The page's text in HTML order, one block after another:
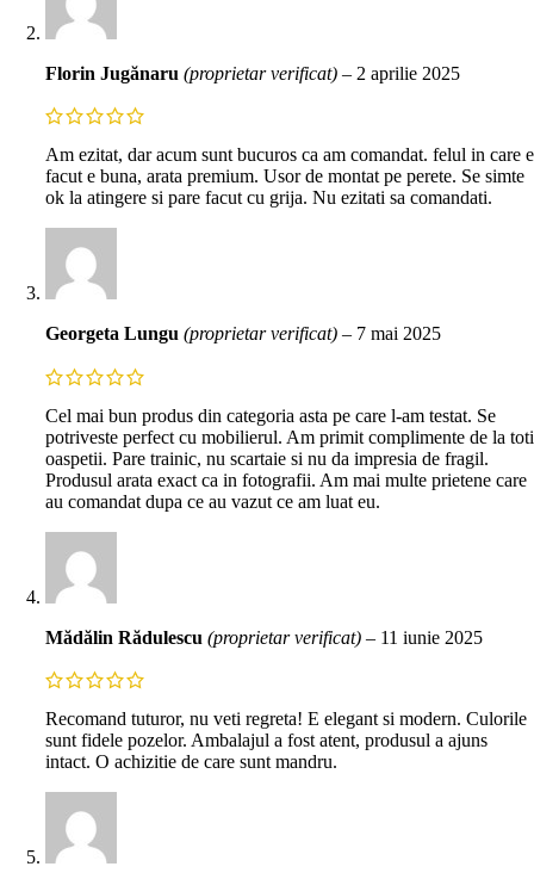
Florin Jugănaru (proprietar verificat) – 2 aprilie 2025
Am ezitat, dar acum sunt bucuros ca am comandat. felul in care e
facut e buna, arata premium. Usor de montat pe perete. Se simte
ok la atingere si pare facut cu grija. Nu ezitati sa comandati.
Georgeta Lungu (proprietar verificat) – 7 mai 2025
Cel mai bun produs din categoria asta pe care l-am testat. Se
potriveste perfect cu mobilierul. Am primit complimente de la toti
oaspetii. Pare trainic, nu scartaie si nu da impresia de fragil.
Produsul arata exact ca in fotografii. Am mai multe prietene care
au comandat dupa ce au vazut ce am luat eu.
Mădălin Rădulescu (proprietar verificat) – 11 iunie 2025
Recomand tuturor, nu veti regreta! E elegant si modern. Culorile
sunt fidele pozelor. Ambalajul a fost atent, produsul a ajuns
intact. O achizitie de care sunt mandru.